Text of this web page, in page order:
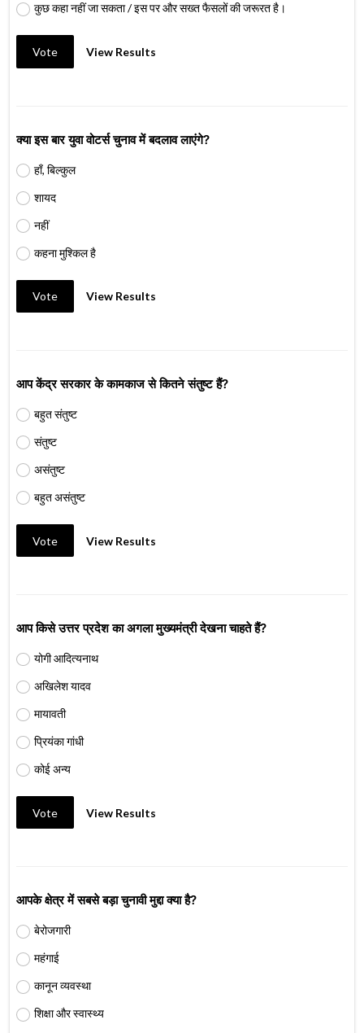
कुछ कहा नहीं जा सकता / इस पर और सख्त फैसलों की जरूरत है।
Vote View Results
क्या इस बार युवा वोटर्स चुनाव में बदलाव लाएंगे?
हाँ, बिल्कुल
शायद
नहीं
कहना मुश्किल है
Vote View Results
आप केंद्र सरकार के कामकाज से कितने संतुष्ट हैं?
बहुत संतुष्ट
संतुष्ट
असंतुष्ट
बहुत असंतुष्ट
Vote View Results
आप किसे उत्तर प्रदेश का अगला मुख्यमंत्री देखना चाहते हैं?
योगी आदित्यनाथ
अखिलेश यादव
मायावती
प्रियंका गांधी
कोई अन्य
Vote View Results
आपके क्षेत्र में सबसे बड़ा चुनावी मुद्दा क्या है?
बेरोजगारी
महंगाई
कानून व्यवस्था
शिक्षा और स्वास्थ्य